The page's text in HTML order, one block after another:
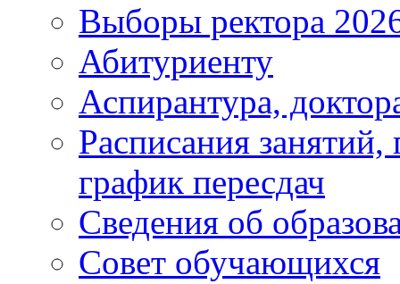
Выборы ректора
Абитуриенту
Аспирантура,
Расписания
график пересдач
Сведения об
Совет обучающихся